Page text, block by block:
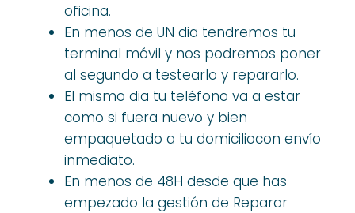
oficina.
En menos de UN dia tendremos tu
terminal móvil y nos podremos poner
al segundo a testearlo y repararlo.
El mismo dia tu teléfono va a estar
como si fuera nuevo y bien
empaquetado a tu domiciliocon envío
inmediato.
En menos de 48H desde que has
empezado la gestión de Reparar